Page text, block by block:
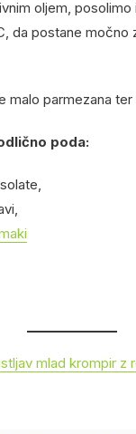
oljem,
da postane močno
malo parmezana
poda:
mlad krompir z